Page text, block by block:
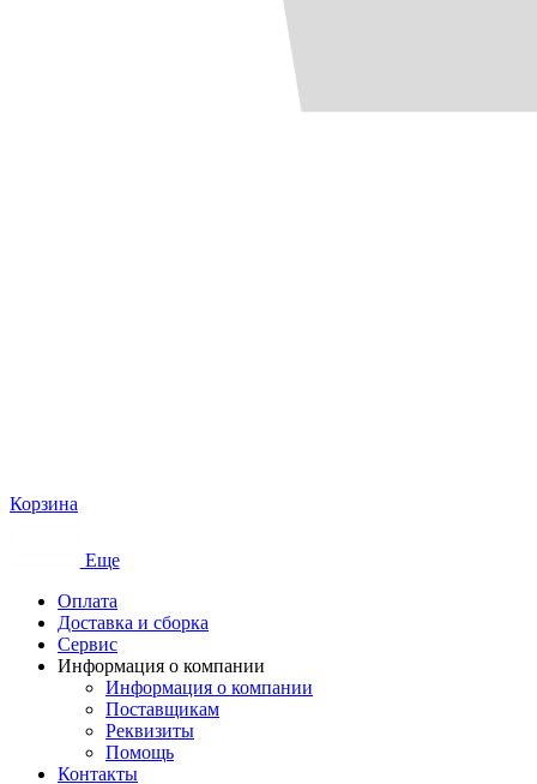
Корзина
Еще
Оплата
Доставка и сборка
Сервис
Информация о компании
Информация о компании
Поставщикам
Реквизиты
Помощь
Контакты